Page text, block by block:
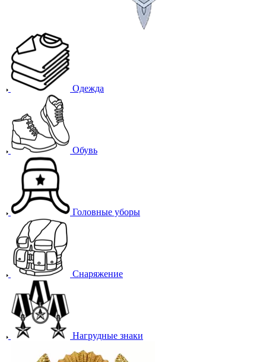
Одежда
Обувь
Головные уборы
Снаряжение
Нагрудные знаки